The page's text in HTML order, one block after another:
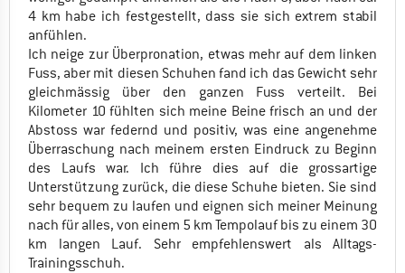
4 km habe ich festgestellt, dass sie sich extrem stabil
anfühlen.
Ich neige zur Überpronation, etwas mehr auf dem linken
Fuss, aber mit diesen Schuhen fand ich das Gewicht sehr
gleichmässig über den ganzen Fuss verteilt. Bei
Kilometer 10 fühlten sich meine Beine frisch an und der
Abstoss war federnd und positiv, was eine angenehme
Überraschung nach meinem ersten Eindruck zu Beginn
des Laufs war. Ich führe dies auf die grossartige
Unterstützung zurück, die diese Schuhe bieten. Sie sind
sehr bequem zu laufen und eignen sich meiner Meinung
nach für alles, von einem 5 km Tempolauf bis zu einem 30
km langen Lauf. Sehr empfehlenswert als Alltags-
Trainingsschuh.